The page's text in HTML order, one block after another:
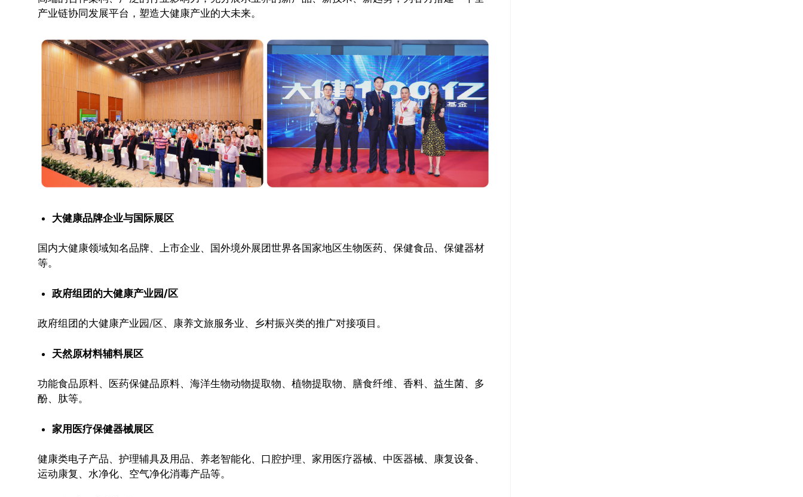
产业链协同发展平台，塑造大健康产业的大未来。
大健康品牌企业与国际展区
国内大健康领域知名品牌、上市企业、国外境外展团世界各国家地区生物医药、保健食品、保健器材
等。
政府组团的大健康产业园/区
政府组团的大健康产业园/区、康养文旅服务业、乡村振兴类的推广对接项目。
天然原材料辅料展区
功能食品原料、医药保健品原料、海洋生物动物提取物、植物提取物、膳食纤维、香料、益生菌、多
酚、肽等。
家用医疗保健器械展区
健康类电子产品、护理辅具及用品、养老智能化、口腔护理、家用医疗器械、中医器械、康复设备、
运动康复、水净化、空气净化消毒产品等。
推广链接：